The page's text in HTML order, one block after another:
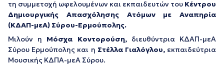
τη συμμετοχή ωφελουμένων και εκπαιδευτών του Κέντρου
Δημιουργικής Απασχόλησης Ατόμων με Αναπηρία
(ΚΔΑΠ-μεΑ) Σύρου-Ερμούπολης.
Μιλούν η Μόσχα Κοντορούση,διευθύντρια ΚΔΑΠ-μεΑ
Σύρου Ερμούπολης και η Στέλλα Γιαλόγλου, εκπαιδεύτρια
Μουσικής ΚΔΠΑ-μεΑ Σύρου.